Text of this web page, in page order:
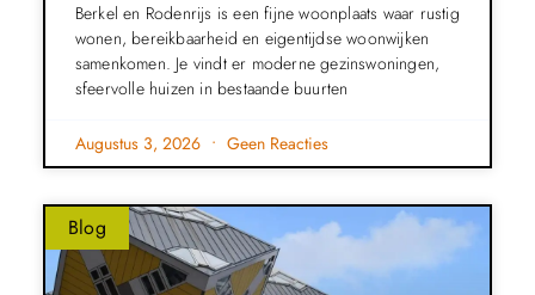
Berkel en Rodenrijs is een fijne woonplaats waar rustig
wonen, bereikbaarheid en eigentijdse woonwijken
samenkomen. Je vindt er moderne gezinswoningen,
sfeervolle huizen in bestaande buurten
Augustus 3, 2026 Geen Reacties
Blog